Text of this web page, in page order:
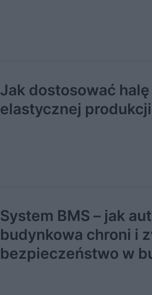
Jak dostosować
elastycznej
System BMS – jak
budynkowa chroni i
bezpieczeństwo w